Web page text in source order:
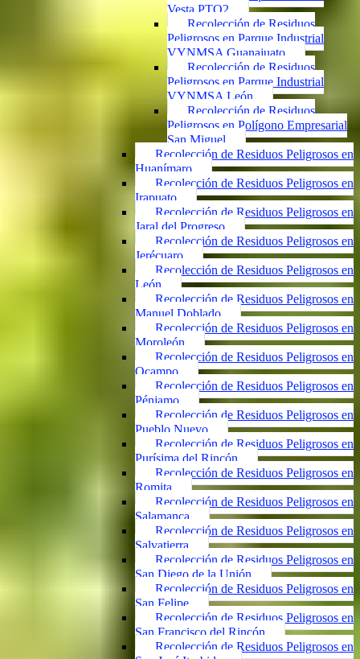
Vesta PTO2
Recolección de Residuos
Peligrosos en Parque Industrial
VYNMSA Guanajuato
Recolección de Residuos
Peligrosos en Parque Industrial
VYNMSA León
Recolección de Residuos
Peligrosos en Polígono Empresarial
San Miguel
Recolección de Residuos Peligrosos en
Huanímaro
Recolección de Residuos Peligrosos en
Irapuato
Recolección de Residuos Peligrosos en
Jaral del Progreso
Recolección de Residuos Peligrosos en
Jerécuaro
Recolección de Residuos Peligrosos en
León
Recolección de Residuos Peligrosos en
Manuel Doblado
Recolección de Residuos Peligrosos en
Moroleón
Recolección de Residuos Peligrosos en
Ocampo
Recolección de Residuos Peligrosos en
Pénjamo
Recolección de Residuos Peligrosos en
Pueblo Nuevo
Recolección de Residuos Peligrosos en
Purísima del Rincón
Recolección de Residuos Peligrosos en
Romita
Recolección de Residuos Peligrosos en
Salamanca
Recolección de Residuos Peligrosos en
Salvatierra
Recolección de Residuos Peligrosos en
San Diego de la Unión
Recolección de Residuos Peligrosos en
San Felipe
Recolección de Residuos Peligrosos en
San Francisco del Rincón
Recolección de Residuos Peligrosos en